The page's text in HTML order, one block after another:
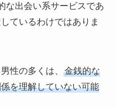
な出会い系サービスであ
ているわけではありま
性の多くは、 金銭的な
を理解していない可能